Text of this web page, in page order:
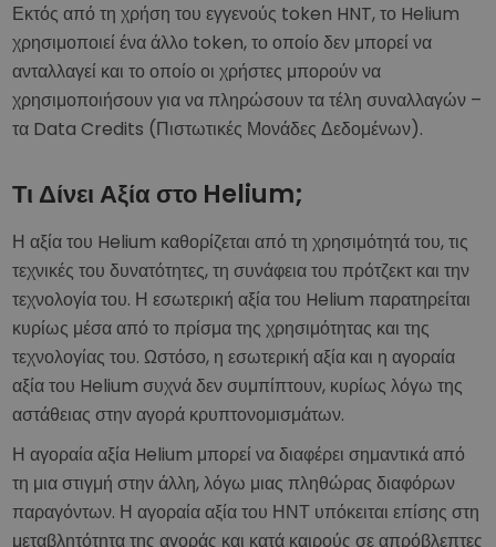
Εκτός από τη χρήση του εγγενούς token HNT, το Helium
χρησιμοποιεί ένα άλλο token, το οποίο δεν μπορεί να
ανταλλαγεί και το οποίο οι χρήστες μπορούν να
χρησιμοποιήσουν για να πληρώσουν τα τέλη συναλλαγών –
τα Data Credits (Πιστωτικές Μονάδες Δεδομένων).
Τι Δίνει Αξία στο Helium;
Η αξία του Helium καθορίζεται από τη χρησιμότητά του, τις
τεχνικές του δυνατότητες, τη συνάφεια του πρότζεκτ και την
τεχνολογία του. Η εσωτερική αξία του Helium παρατηρείται
κυρίως μέσα από το πρίσμα της χρησιμότητας και της
τεχνολογίας του. Ωστόσο, η εσωτερική αξία και η αγοραία
αξία του Helium συχνά δεν συμπίπτουν, κυρίως λόγω της
αστάθειας στην αγορά κρυπτονομισμάτων.
Η αγοραία αξία Helium μπορεί να διαφέρει σημαντικά από
τη μια στιγμή στην άλλη, λόγω μιας πληθώρας διαφόρων
παραγόντων. Η αγοραία αξία του ΗΝΤ υπόκειται επίσης στη
μεταβλητότητα της αγοράς και κατά καιρούς σε απρόβλεπτες